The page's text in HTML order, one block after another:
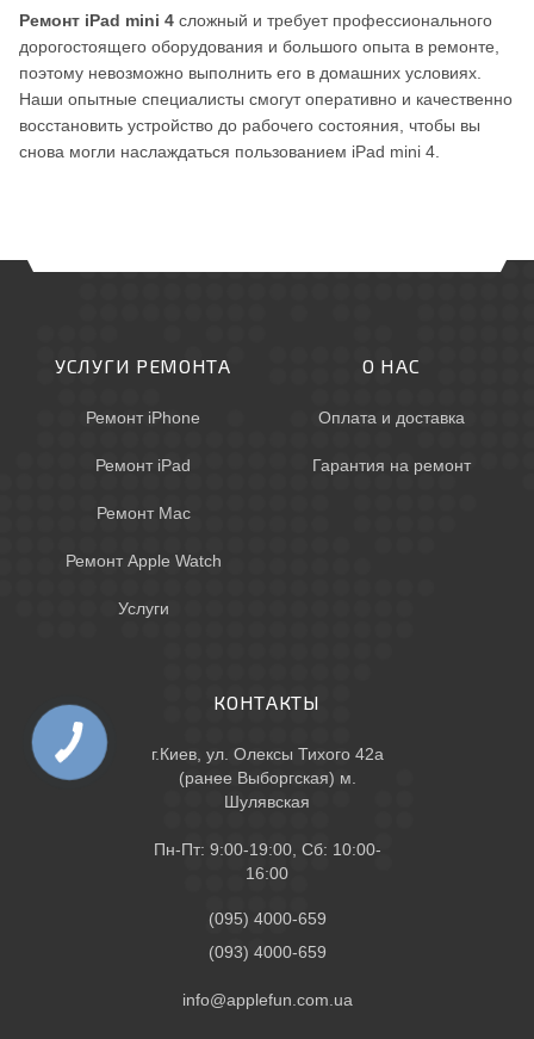
Ремонт iPad mini 4 сложный и требует профессионального
дорогостоящего оборудования и большого опыта в ремонте,
поэтому невозможно выполнить его в домашних условиях.
Наши опытные специалисты смогут оперативно и качественно
восстановить устройство до рабочего состояния, чтобы вы
снова могли наслаждаться пользованием iPad mini 4.
УСЛУГИ РЕМОНТА
Ремонт iPhone
Ремонт iPad
Ремонт Mac
Ремонт Apple Watch
Услуги
О НАС
Оплата и доставка
Гарантия на ремонт
КОНТАКТЫ
г.Киев, ул. Олексы Тихого 42а
(ранее Выборгская) м.
Шулявская
Пн-Пт: 9:00-19:00, Сб: 10:00-
16:00
(095) 4000-659
(093) 4000-659
info@applefun.com.ua